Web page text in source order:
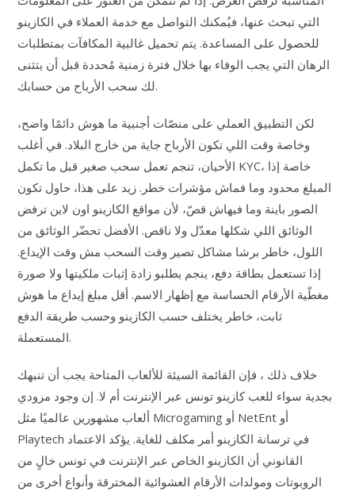
التي تبحث عنها، فيُمكنك التواصل مع خدمة العملاء في الكازينو
للحصول على المساعدة. يتم تحميل غالبية المكافآت بمتطلبات
الرهان التي يجب الوفاء بها خلال فترة زمنية مُحددة قبل أن يتثنى
لك سحب الأرباح من حسابك.
لكن التطبيق العملي على منصّات أجنبية ما هوش دائمًا واضح،
وخاصة وقت اللي تكون الأرباح جاية من خارج البلاد. في أغلب
الأحيان، تنجم تعمل سحب صغير قبل ما تكمل KYC، خاصة إذا
المبلغ محدود وما فماش مؤشرات خطر. زيد على هذا، حاول تكون
الصور باينة وما فيهاش قصّ، لأن مواقع الكازينو اون لاين ترفض
الوثائق اللي شكلها معدّل ولا ناقص. الأفضل تحضّر الوثائق من
اللول، خاطر برشا مشاكل تصير وقت السحب مش وقت الإيداع.
إذا تستعمل بطاقة دفع، ينجم يطلبو زادة إثبات ملكيتها ولا صورة
مغطّية الأرقام الحساسة مع إظهار الاسم. أقل مبلغ إيداع ما هوش
ثابت، خاطر يختلف حسب الكازينو وحسب طريقة الدفع
المستعملة.
خلاف ذلك ، فإن القائمة السيئة للألعاب المتاحة يجب أن تنبهك
بجدية سواء للعب كازينو تونس عبر الإنترنت أم لا. إن وجود مزودي
ألعاب مشهورين عالميًا مثل Microgaming أو NetEnt أو
Playtech في ترسانة الكازينو أمر مكلف للغاية. يؤكد الاعتماد
القانوني أن الكازينو الخاص عبر الإنترنت في تونس خالٍ من
الروبوتات ومولدات الأرقام العشوائية المخترقة وأنواع أخرى من